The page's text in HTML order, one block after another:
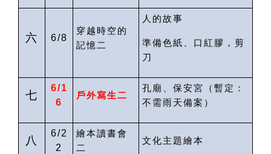
六 6/8
穿越時空的
記憶二
人的故事
準備色紙、口紅膠，剪
刀
七
6/1
6
戶外寫生二
孔廟、保安宮（暫定：
不需雨天備案 ）
八
6/2
2
繪本讀書會
二
文化主題繪本